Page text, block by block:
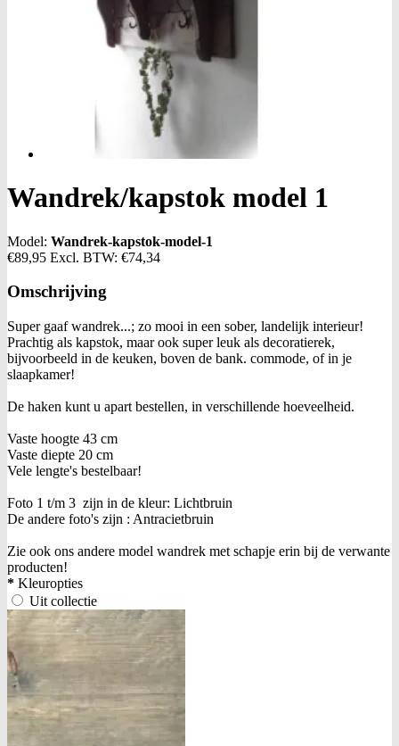
Wandrek/kapstok model 1
Model: Wandrek-kapstok-model-1
€89,95 Excl. BTW: €74,34
Omschrijving
Super gaaf wandrek...; zo mooi in een sober, landelijk interieur!
Prachtig als kapstok, maar ook super leuk als decoratierek,
bijvoorbeeld in de keuken, boven de bank. commode, of in je
slaapkamer!
De haken kunt u apart bestellen, in verschillende hoeveelheid.
Vaste hoogte 43 cm
Vaste diepte 20 cm
Vele lengte's bestelbaar!
Foto 1 t/m 3 zijn in de kleur: Lichtbruin
De andere foto's zijn : Antracietbruin
Zie ook ons andere model wandrek met schapje erin bij de verwante
producten!
* Kleuropties
Uit collectie